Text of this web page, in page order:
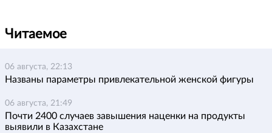
Читаемое
06 августа, 22:13
Названы параметры привлекательной женской фигуры
06 августа, 21:49
Почти 2400 случаев завышения наценки на продукты
выявили в Казахстане